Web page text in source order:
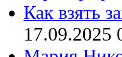
Как взять
17.09.2025